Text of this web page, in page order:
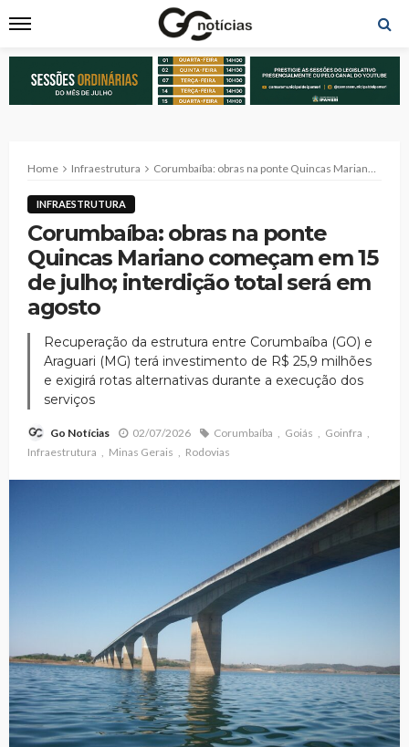
Home Infraestrutura Corumbaíba: obras na ponte Quincas Mariano começam em 15 de julho; interdição total será em agosto
INFRAESTRUTURA
Corumbaíba: obras na ponte
Quincas Mariano começam em 15
de julho; interdição total será em
agosto
Recuperação da estrutura entre Corumbaíba (GO) e
Araguari (MG) terá investimento de R$ 25,9 milhões
e exigirá rotas alternativas durante a execução dos
serviços
Go Notícias 02/07/2026 Corumbaíba Goiás
Goinfra
Infraestrutura
Minas Gerais Rodovias